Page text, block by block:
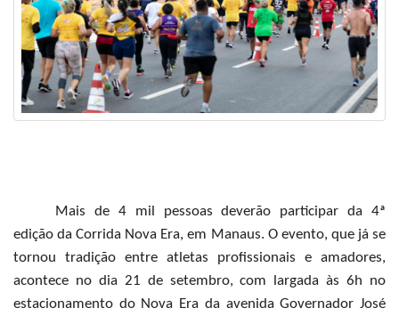
Mais de 4 mil pessoas deverão participar da 4ª
edição da Corrida Nova Era, em Manaus. O evento, que já se
tornou tradição entre atletas profissionais e amadores,
acontece no dia 21 de setembro, com largada às 6h no
estacionamento do Nova Era da avenida Governador José